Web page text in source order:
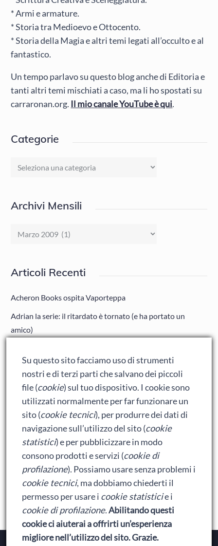
* Armi e armature.
* Storia tra Medioevo e Ottocento.
* Storia della Magia e altri temi legati all’occulto e al
fantastico.
Un tempo parlavo su questo blog anche di Editoria e
tanti altri temi mischiati a caso, ma li ho spostati su
carraronan.org. Il mio canale YouTube è qui.
Categorie
Categorie
Archivi Mensili
Archivi
Articoli Recenti
Acheron Books ospita Vaporteppa
Adrian la serie: il ritardato è tornato (e ha portato un
amico)
Ralph spacca Internet: analisi del film
Bumblebee: un buon film dei Transformers
Meta
Accedi
Feed dei contenuti
Feed dei commenti
WordPress.org
Su questo sito facciamo uso di strumenti
nostri e di terzi parti che salvano dei piccoli
file (cookie) sul tuo dispositivo. I cookie sono
utilizzati normalmente per far funzionare un
sito (cookie tecnici), per produrre dei dati di
navigazione sull’utilizzo del sito (cookie
statistici) e per pubblicizzare in modo
consono prodotti e servizi (cookie di
profilazione). Possiamo usare senza problemi i
cookie tecnici, ma dobbiamo chiederti il
permesso per usare i cookie statisticie i
cookie di profilazione.Abilitando questi
cookie ci aiuterai a offrirti un’esperienza
migliore nell’utilizzo del sito. Grazie.